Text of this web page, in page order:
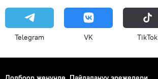
Telegram VK ТikТоk